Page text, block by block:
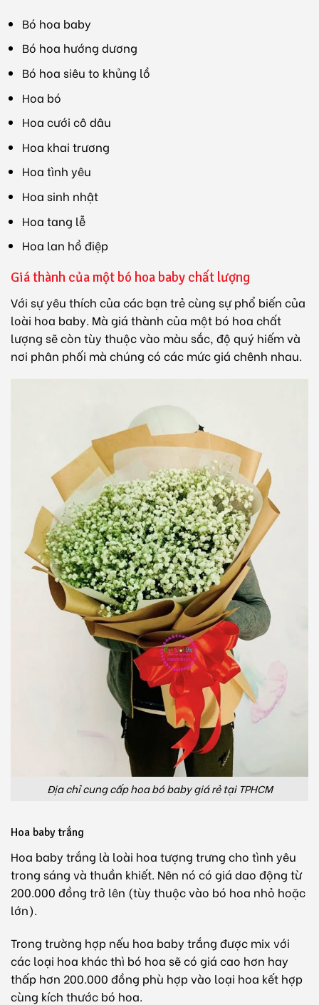
Bó hoa baby
Bó hoa hướng dương
Bó hoa siêu to khủng lồ
Hoa bó
Hoa cưới cô dâu
Hoa khai trương
Hoa tình yêu
Hoa sinh nhật
Hoa tang lễ
Hoa lan hồ điệp
Giá thành của một bó hoa baby chất lượng
Với sự yêu thích của các bạn trẻ cùng sự phổ biến của
loài hoa baby. Mà giá thành của một bó hoa chất
lượng sẽ còn tùy thuộc vào màu sắc, độ quý hiếm và
nơi phân phối mà chúng có các mức giá chênh nhau.
Địa chỉ cung cấp hoa bó baby giá rẻ tại TPHCM
Hoa baby trắng
Hoa baby trắng là loài hoa tượng trưng cho tình yêu
trong sáng và thuần khiết. Nên nó có giá dao động từ
200.000 đồng trở lên (tùy thuộc vào bó hoa nhỏ hoặc
lớn).
Trong trường hợp nếu hoa baby trắng được mix với
các loại hoa khác thì bó hoa sẽ có giá cao hơn hay
thấp hơn 200.000 đồng phù hợp vào loại hoa kết hợp
cùng kích thước bó hoa.